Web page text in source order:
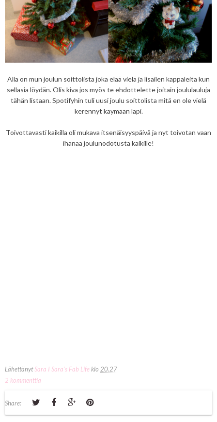
Alla on mun joulun soittolista joka elää vielä ja lisäilen kappaleita kun
sellasia löydän. Olis kiva jos myös te ehdottelette joitain joululauluja
tähän listaan. Spotifyhin tuli uusi joulu soittolista mitä en ole vielä
kerennyt käymään läpi.
Toivottavasti kaikilla oli mukava itsenäisyyspäivä ja nyt toivotan vaan
ihanaa joulunodotusta kaikille!
LähettänytSara I Sara's Fab Lifeklo 20.27
2 kommenttia
Share: